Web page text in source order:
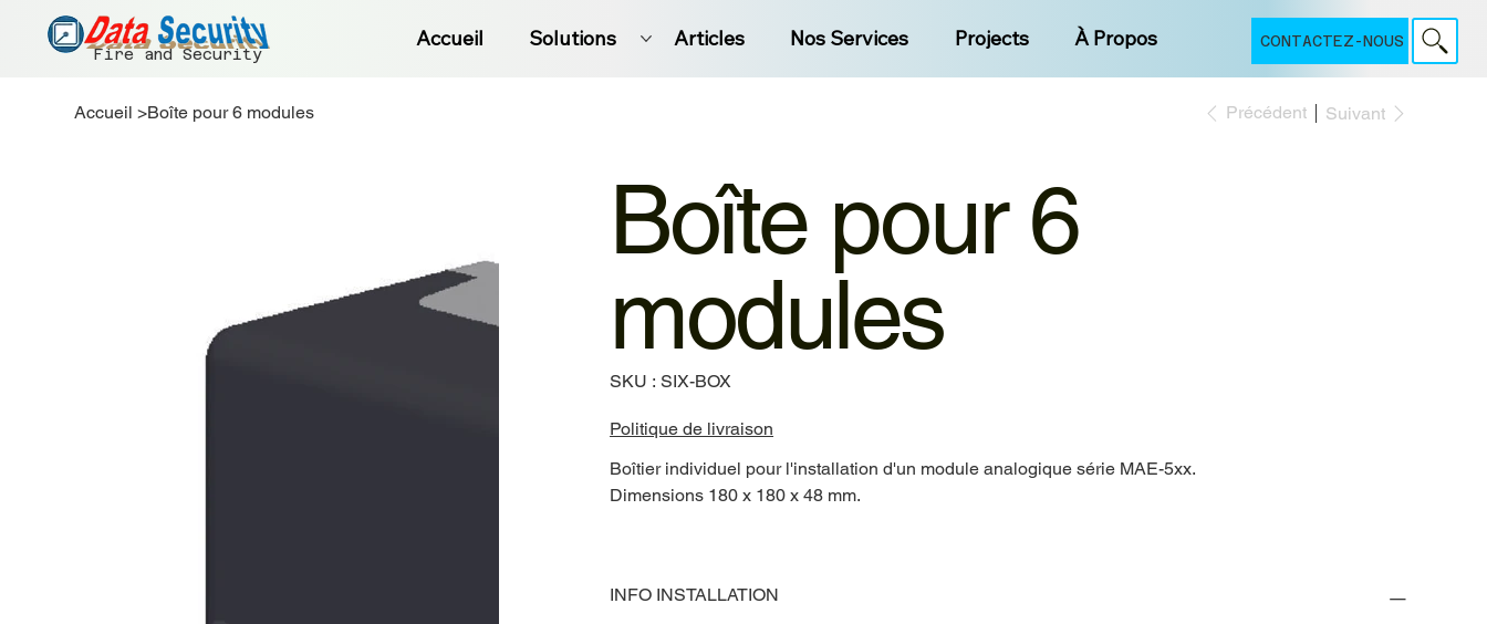
Fire and Security
Accueil Solutions Articles Nos Services Projects À Propos CONTACTEZ-NOUS
Accueil >Boîte pour 6 modules Précédent Suivant
Boîte pour 6
modules
SKU : SKU
SIX-
SIX-BOX
Politique de livraison
Boîtier individuel pour l'installation d'un module analogique série MAE-5xx.
Dimensions 180 x 180 x 48 mm.
INFO INSTALLATION